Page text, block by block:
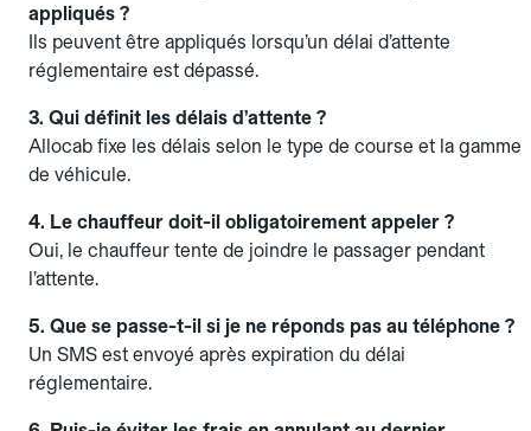
appliqués ?
Ils peuvent être appliqués lorsqu’un délai d’attente
réglementaire est dépassé.
3. Qui définit les délais d’attente ?
Allocab fixe les délais selon le type de course et la gamme
de véhicule.
4. Le chauffeur doit-il obligatoirement appeler ?
Oui, le chauffeur tente de joindre le passager pendant
l’attente.
5. Que se passe-t-il si je ne réponds pas au téléphone ?
Un SMS est envoyé après expiration du délai
réglementaire.